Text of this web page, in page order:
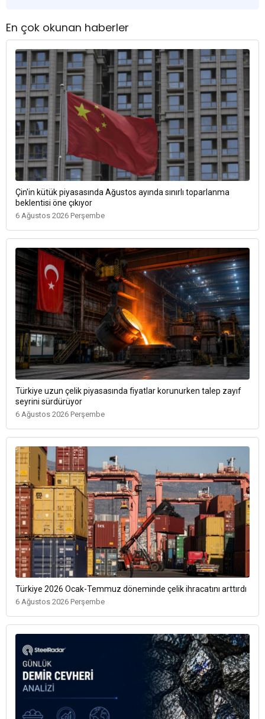
En çok okunan haberler
Çin'in kütük piyasasında Ağustos ayında sınırlı toparlanma
beklentisi öne çıkıyor
6 Ağustos 2026 Perşembe
Türkiye uzun çelik piyasasında fiyatlar korunurken talep zayıf
seyrini sürdürüyor
6 Ağustos 2026 Perşembe
Türkiye 2026 Ocak-Temmuz döneminde çelik ihracatını arttırdı
6 Ağustos 2026 Perşembe